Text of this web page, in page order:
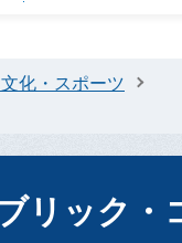
化・スポーツ
リック・